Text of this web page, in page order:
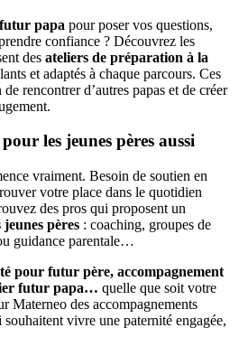
papa pour poser vos questions,
confiance ? Découvrez les
des ateliers de préparation à la
et adaptés à chaque parcours. Ces
rencontrer d’autres papas et de créer
les jeunes pères aussi
vraiment. Besoin de soutien en
votre place dans le quotidien
des pros qui proposent un
pères : coaching, groupes de
guidance parentale…
pour futur père, accompagnement
futur papa… quelle que soit votre
Materneo des accompagnements
vivre une paternité engagée,